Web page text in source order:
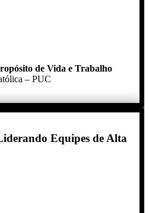
de Vida e Trabalho
– PUC
Equipes de Alta